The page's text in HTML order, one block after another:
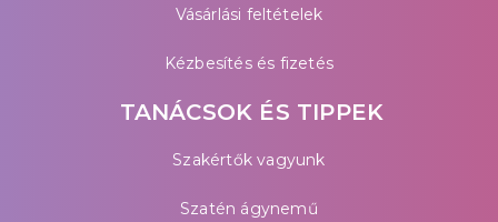
Vásárlási feltételek
Kézbesítés és fizetés
TANÁCSOK ÉS TIPPEK
Szakértők vagyunk
Szatén ágynemű